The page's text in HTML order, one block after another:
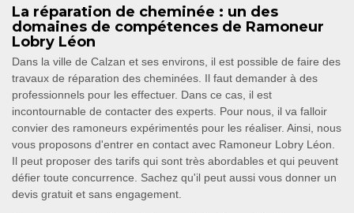
La réparation de cheminée : un des
domaines de compétences de Ramoneur
Lobry Léon
Dans la ville de Calzan et ses environs, il est possible de faire des
travaux de réparation des cheminées. Il faut demander à des
professionnels pour les effectuer. Dans ce cas, il est
incontournable de contacter des experts. Pour nous, il va falloir
convier des ramoneurs expérimentés pour les réaliser. Ainsi, nous
vous proposons d'entrer en contact avec Ramoneur Lobry Léon.
Il peut proposer des tarifs qui sont très abordables et qui peuvent
défier toute concurrence. Sachez qu'il peut aussi vous donner un
devis gratuit et sans engagement.